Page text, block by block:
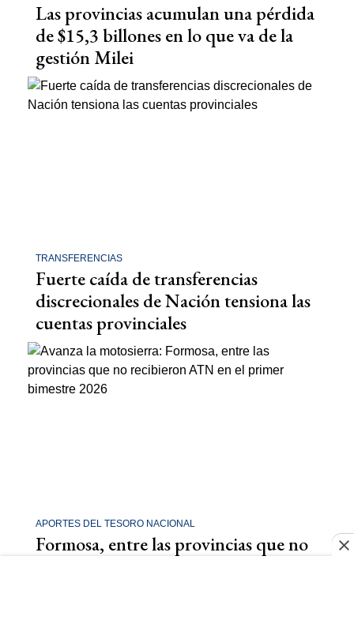
Las provincias acumulan una pérdida
de $15,3 billones en lo que va de la
gestión Milei
TRANSFERENCIAS
Fuerte caída de transferencias
discrecionales de Nación tensiona las
cuentas provinciales
APORTES DEL TESORO NACIONAL
Formosa, entre las provincias que no